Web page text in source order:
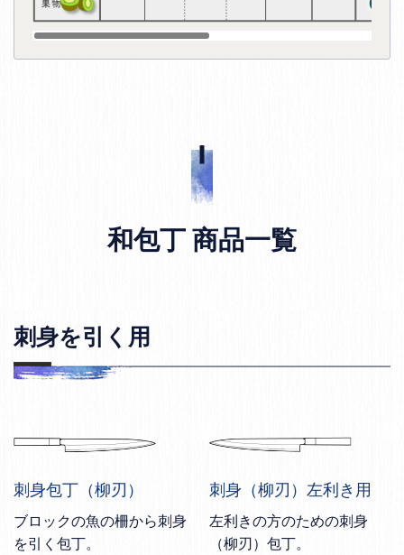
和包丁 商品一覧
刺身を引く用
刺身包丁（柳刃）
ブロックの魚の柵から刺身
を引く包丁。
刺身（柳刃）左利き用
左利きの方のための刺身
（柳刃）包丁。